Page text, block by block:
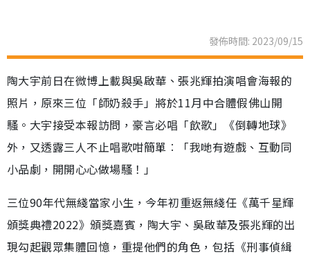
發佈時間: 2023/09/15
陶大宇前日在微博上載與吳啟華、張兆輝拍演唱會海報的
照片，原來三位「師奶殺手」將於11月中合體假佛山開
騷。大宇接受本報訪問，豪言必唱「飲歌」《倒轉地球》
外，又透露三人不止唱歌咁簡單︰「我哋有遊戲、互動同
小品劇，開開心心做場騷！」
三位90年代無綫當家小生，今年初重返無綫任《萬千星輝
頒獎典禮2022》頒獎嘉賓，陶大宇、吳啟華及張兆輝的出
現勾起觀眾集體回憶，重提他們的角色，包括《刑事偵緝